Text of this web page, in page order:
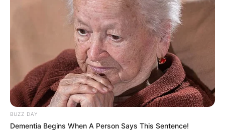
BUZZ DAY
Dementia Begins When A Person Says This Sentence!